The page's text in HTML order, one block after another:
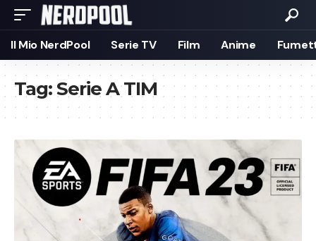
Il Mio NerdPool Serie TV Film Anime
Tag:Serie A TIM